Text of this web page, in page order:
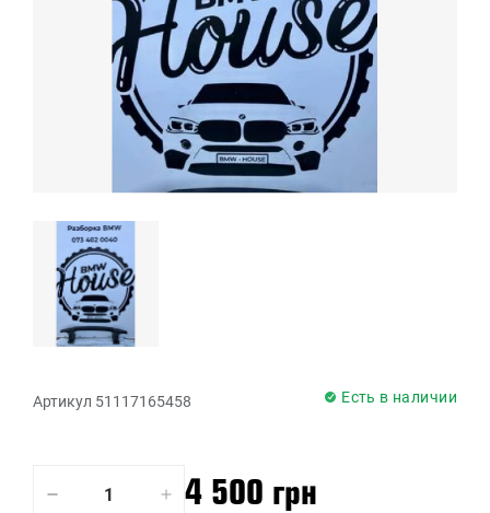
Артикул 51117165458 Есть в наличии
4 500 грн